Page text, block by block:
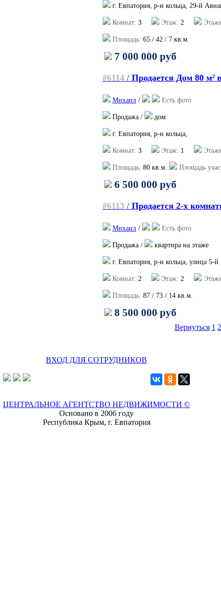
г. Евпатория, р-н кольца, 29-й
Комнат: 3 Этаж: 2
Площадь: 65 / 42 / 7 кв.м.
7 000 000 руб
#6114 / Продается Дом 80 м²
Михаил / Есть фото
Продажа / дом
г. Евпатория, р-н кольца,
Комнат: 3 Этаж: 1
Площадь: 80 кв.м. Площадь
6 500 000 руб
#6113 / Продается 2-х
Михаил / Есть фото
Продажа / квартира на этаже
г. Евпатория, р-н кольца, улица 5-й
Комнат: 2 Этаж: 2
Площадь: 87 / 73 / 14 кв.м.
8 500 000 руб
Вернуться 1 2
ВХОД ДЛЯ СОТРУДНИКОВ
ЦЕНТРАЛЬНОЕ АГЕНТСТВО НЕДВИЖИМОСТИ ©
Основано в 2006 году
Республика Крым, г. Евпатория